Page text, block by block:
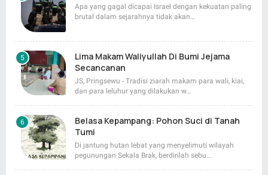
Apa yang gagal dicapai Israel dengan kekuatan paling
brutal dalam sejarahnya tidak akan…
Lima Makam Waliyullah Di Bumi Jejama
Secancanan
JS, Pringsewu - Tradisi ziarah makam para wali, kiai,
dan para leluhur yang dilakukan w…
Belasa Kepampang: Pohon Suci di Tanah
Tumi
Di jantung hutan lebat yang menyelimuti wilayah
pegunungan Sekala Brak, berdirilah sebu…